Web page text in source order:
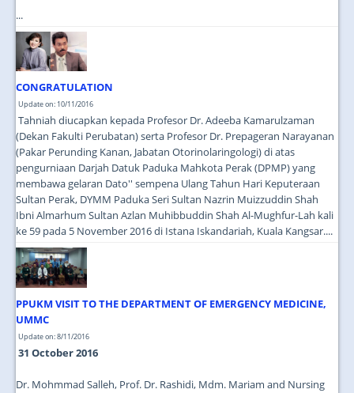
...
CONGRATULATION
Update on: 10/11/2016
Tahniah diucapkan kepada Profesor Dr. Adeeba Kamarulzaman
(Dekan Fakulti Perubatan) serta Profesor Dr. Prepageran Narayanan
(Pakar Perunding Kanan, Jabatan Otorinolaringologi) di atas
pengurniaan Darjah Datuk Paduka Mahkota Perak (DPMP) yang
membawa gelaran Dato'' sempena Ulang Tahun Hari Keputeraan
Sultan Perak, DYMM Paduka Seri Sultan Nazrin Muizzuddin Shah
Ibni Almarhum Sultan Azlan Muhibbuddin Shah Al-Mughfur-Lah kali
ke 59 pada 5 November 2016 di Istana Iskandariah, Kuala Kangsar....
PPUKM VISIT TO THE DEPARTMENT OF EMERGENCY MEDICINE,
UMMC
Update on: 8/11/2016
31 October 2016
Dr. Mohmmad Salleh, Prof. Dr. Rashidi, Mdm. Mariam and Nursing